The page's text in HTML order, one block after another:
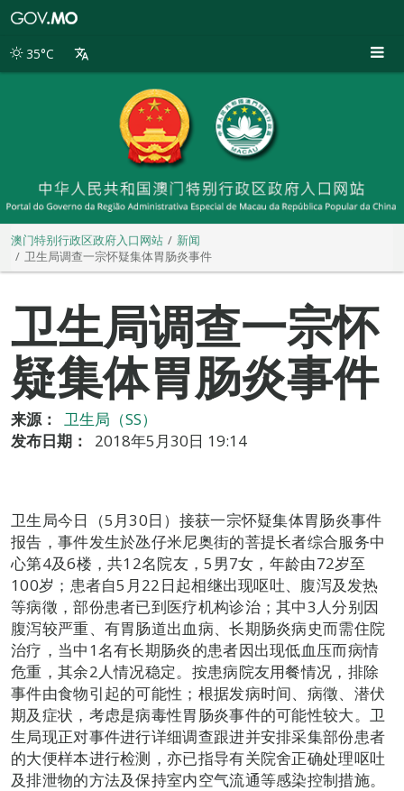
别
35°C
澳门特别行政区政府入口网站
新闻
卫生局调查一宗怀疑集体胃肠炎事件
卫生局调查一宗怀
疑集体胃肠炎事件
来源：
卫生局（SS）
发布日期：
2018年5月30日 19:14
卫生局今日（5月30日）接获一宗怀疑集体胃肠炎事件
报告，事件发生於氹仔米尼奥街的菩提长者综合服务中
心第4及6楼，共12名院友，5男7女，年龄由72岁至
100岁；患者自5月22日起相继出现呕吐、腹泻及发热
等病徵，部份患者已到医疗机构诊治；其中3人分别因
腹泻较严重、有胃肠道出血病、长期肠炎病史而需住院
治疗，当中1名有长期肠炎的患者因出现低血压而病情
危重，其余2人情况稳定。按患病院友用餐情况，排除
事件由食物引起的可能性；根据发病时间、病徵、潜伏
期及症状，考虑是病毒性胃肠炎事件的可能性较大。卫
生局现正对事件进行详细调查跟进并安排采集部份患者
的大便样本进行检测，亦已指导有关院舍正确处理呕吐
及排泄物的方法及保持室内空气流通等感染控制措施。